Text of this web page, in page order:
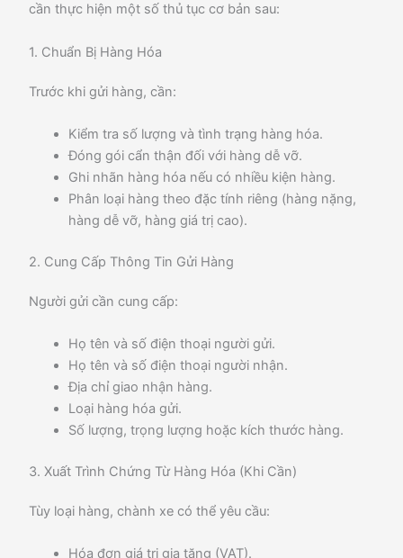
cần thực hiện một số thủ tục cơ bản sau:
1. Chuẩn Bị Hàng Hóa
Trước khi gửi hàng, cần:
Kiểm tra số lượng và tình trạng hàng hóa.
Đóng gói cẩn thận đối với hàng dễ vỡ.
Ghi nhãn hàng hóa nếu có nhiều kiện hàng.
Phân loại hàng theo đặc tính riêng (hàng nặng,
hàng dễ vỡ, hàng giá trị cao).
2. Cung Cấp Thông Tin Gửi Hàng
Người gửi cần cung cấp:
Họ tên và số điện thoại người gửi.
Họ tên và số điện thoại người nhận.
Địa chỉ giao nhận hàng.
Loại hàng hóa gửi.
Số lượng, trọng lượng hoặc kích thước hàng.
3. Xuất Trình Chứng Từ Hàng Hóa (Khi Cần)
Tùy loại hàng, chành xe có thể yêu cầu:
Hóa đơn giá trị gia tăng (VAT).